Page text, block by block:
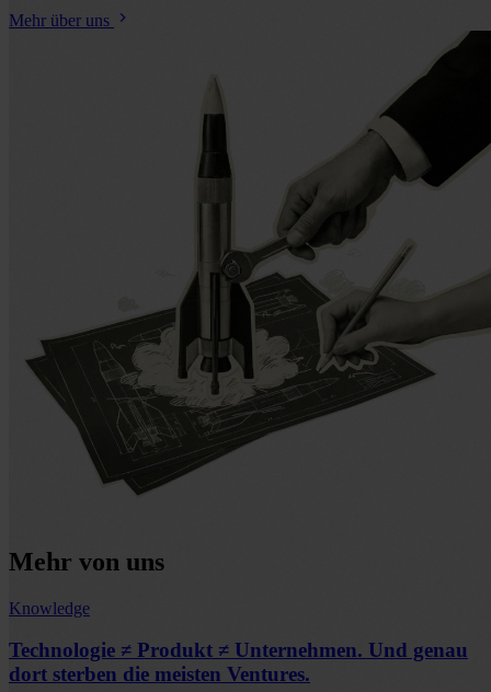
Mehr über uns
Mehr von uns
Knowledge
Technologie ≠ Produkt ≠ Unternehmen. Und genau
dort sterben die meisten Ventures.